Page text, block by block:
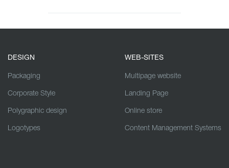
DESIGN
Packaging
Corporate Style
Polygraphic design
Logotypes
WEB-SITES
Multipage website
Landing Page
Online store
Content Management Systems